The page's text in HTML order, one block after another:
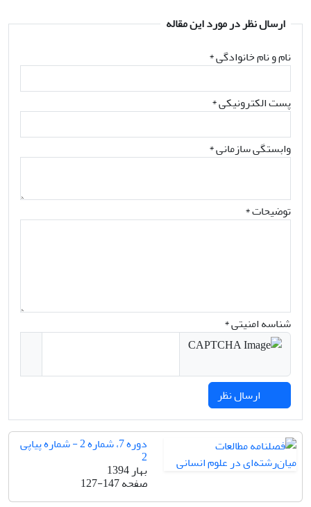
ارسال نظر در مورد این مقاله
نام و نام خانوادگی*
پست الکترونیکی*
وابستگی سازمانی *
توضیحات *
شناسه امنیتی *
دوره 7، شماره 2 - شماره پیاپی
2
بهار 1394
صفحه127-147